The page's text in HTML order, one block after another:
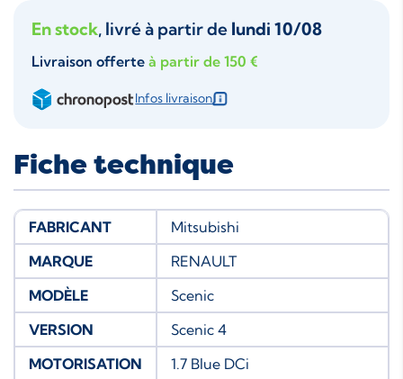
En stock, livré à partir de lundi 10/08
Livraison offerte à partir de 150 €
Infos livraison
Fiche technique
FABRICANT
Mitsubishi
MARQUE
RENAULT
MODÈLE
Scenic
VERSION
Scenic 4
MOTORISATION
1.7 Blue DCi